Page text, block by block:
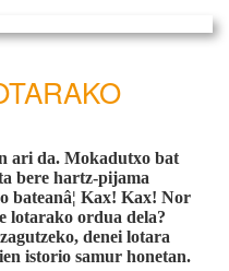
ari da. Mokadutxo bat
bere hartz-pijama
Kax! Kax! Nor
lotarako ordua dela?
denei lotara
istorio samur honetan.